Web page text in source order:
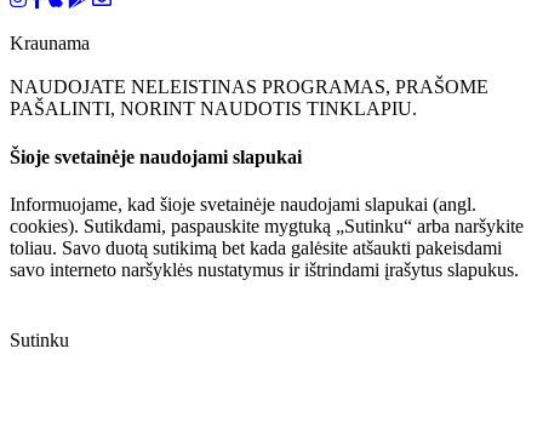
Kraunama
NAUDOJATE NELEISTINAS PROGRAMAS, PRAŠOME
PAŠALINTI, NORINT NAUDOTIS TINKLAPIU.
Šioje svetainėje naudojami slapukai
Informuojame, kad šioje svetainėje naudojami slapukai (angl.
cookies). Sutikdami, paspauskite mygtuką „Sutinku“ arba naršykite
toliau. Savo duotą sutikimą bet kada galėsite atšaukti pakeisdami
savo interneto naršyklės nustatymus ir ištrindami įrašytus slapukus.
Sutinku